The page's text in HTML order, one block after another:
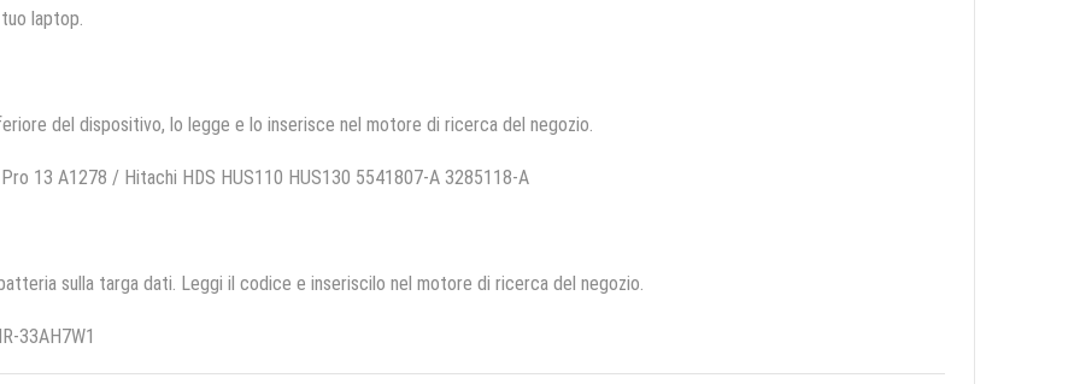
laptop.
del dispositivo, lo legge e lo inserisce nel motore di ricerca del negozio.
13 A1278 / Hitachi HDS HUS110 HUS130 5541807-A 3285118-A
sulla targa dati. Leggi il codice e inseriscilo nel motore di ricerca del negozio.
33AH7W1